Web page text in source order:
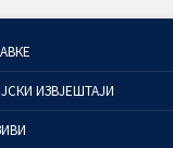
ИЗВЈЕШТАЈИ